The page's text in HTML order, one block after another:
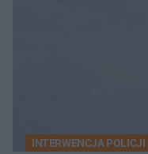
INTERWENCJA POLICJI